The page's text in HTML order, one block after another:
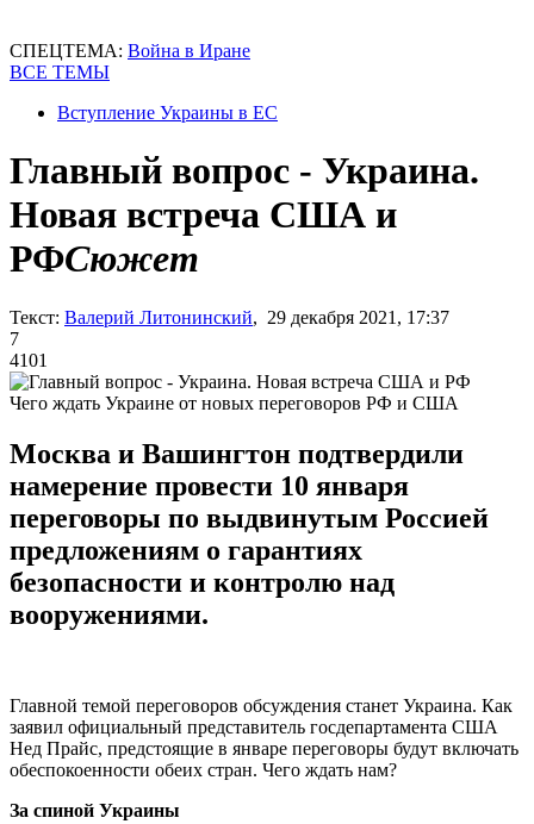
СПЕЦТЕМА: Война в Иране
ВСЕ ТЕМЫ
Вступление Украины в ЕС
Главный вопрос - Украина.
Новая встреча США и
РФСюжет
Текст: Валерий Литонинский, 29 декабря 2021, 17:37
7
4101
Чего ждать Украине от новых переговоров РФ и США
Москва и Вашингтон подтвердили
намерение провести 10 января
переговоры по выдвинутым Россией
предложениям о гарантиях
безопасности и контролю над
вооружениями.
Главной темой переговоров обсуждения станет Украина. Как
заявил официальный представитель госдепартамента США
Нед Прайс, предстоящие в январе переговоры будут включать
обеспокоенности обеих стран. Чего ждать нам?
За спиной Украины